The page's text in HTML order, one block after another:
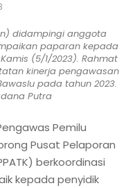
didampingi anggota
paparan kepada
(5/1/2023). Rahmat
kinerja pengawasan
pada tahun 2023.
Putra
Pemilu
Pusat Pelaporan
berkoordinasi
kepada penyidik